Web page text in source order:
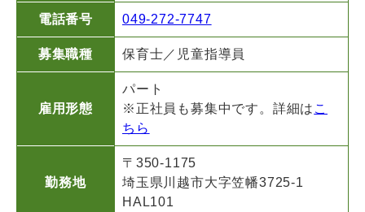
電話番号 049-272-7747
募集職種 保育士／児童指導員
雇用形態
パート
※正社員も募集中です。詳細は こ
ちら
勤務地
〒350-1175
埼玉県川越市大字笠幡3725-1
HAL101